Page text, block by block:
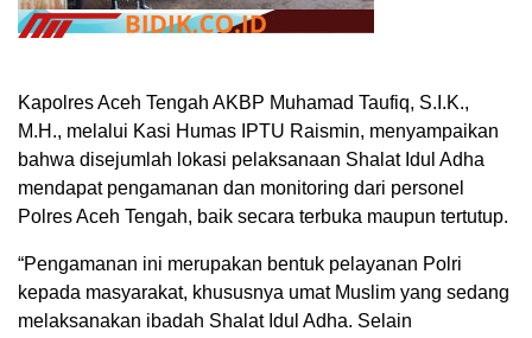
Kapolres Aceh Tengah AKBP Muhamad Taufiq, S.I.K.,
M.H., melalui Kasi Humas IPTU Raismin, menyampaikan
bahwa disejumlah lokasi pelaksanaan Shalat Idul Adha
mendapat pengamanan dan monitoring dari personel
Polres Aceh Tengah, baik secara terbuka maupun tertutup.
“Pengamanan ini merupakan bentuk pelayanan Polri
kepada masyarakat, khususnya umat Muslim yang sedang
melaksanakan ibadah Shalat Idul Adha. Selain